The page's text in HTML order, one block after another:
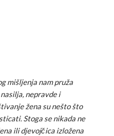
mišljenja nam pruža
nepravde i
žena su nešto što
Stoga se nikada ne
ili djevojčica izložena